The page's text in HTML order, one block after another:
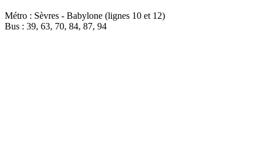
Métro : Sèvres - Babylone (lignes 10 et 12)
Bus : 39, 63, 70, 84, 87, 94